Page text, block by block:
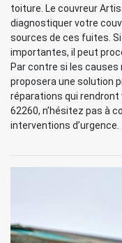
toiture. Le couvreur
diagnostiquer votre
sources de ces fuites.
importantes, il peut
Par contre si les
proposera une solution
réparations qui rendront
62260, n’hésitez pas à
interventions d’urgence.